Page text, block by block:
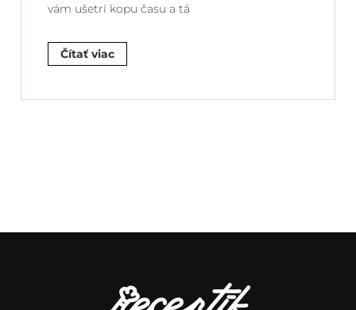
vám ušetrí kopu času a tá
Čítať viac